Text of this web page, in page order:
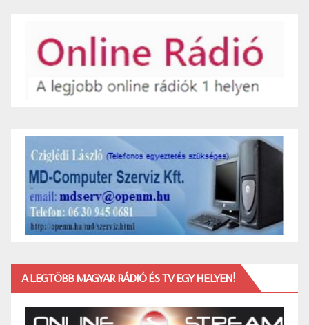
A LEGTÖBB MAGYAR RÁDIÓ ÉS TV EGY HELYEN!